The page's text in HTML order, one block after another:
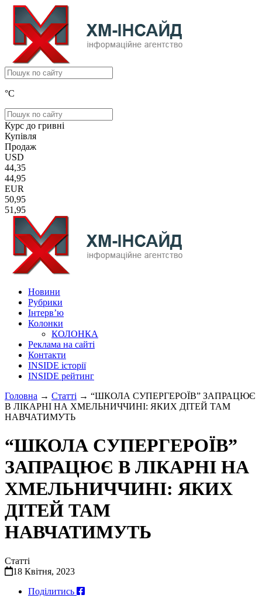
°C
Курс до гривні
Купівля
Продаж
USD
44,35
44,95
EUR
50,95
51,95
Новини
Рубрики
Інтерв’ю
Колонки
КОЛОНКА
Реклама на сайті
Контакти
INSIDE історії
INSIDE рейтинг
Головна → Статті → “ШКОЛА СУПЕРГЕРОЇВ” ЗАПРАЦЮЄ
В ЛІКАРНІ НА ХМЕЛЬНИЧЧИНІ: ЯКИХ ДІТЕЙ ТАМ
НАВЧАТИМУТЬ
“ШКОЛА СУПЕРГЕРОЇВ”
ЗАПРАЦЮЄ В ЛІКАРНІ НА
ХМЕЛЬНИЧЧИНІ: ЯКИХ
ДІТЕЙ ТАМ
НАВЧАТИМУТЬ
Статті
18 Квітня, 2023
Поділитись